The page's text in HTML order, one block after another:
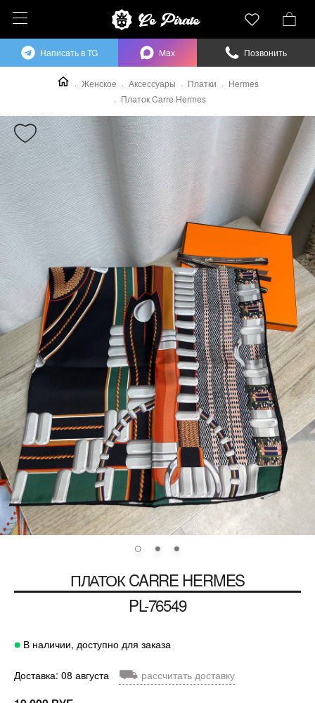
Женское Аксессуары Платки
Hermes
Платок Carre Hermes
ПЛАТОК CARREHERMES
PL-76549
В наличии, доступно для заказа
Доставка: 08 августа ⛟ рассчитать доставку
Написать в TG Max Позвонить